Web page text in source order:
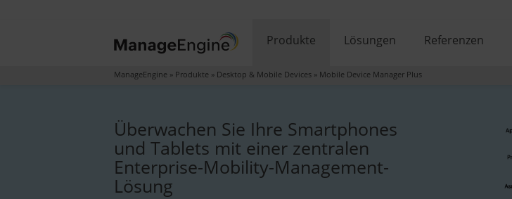
Produkte Lösungen Referenzen
ManageEngine » Produkte » Desktop & Mobile Devices » Mobile Device Manager Plus
Überwachen Sie Ihre Smartphones
und Tablets mit einer zentralen
Enterprise-Mobility-Management-
Lösung